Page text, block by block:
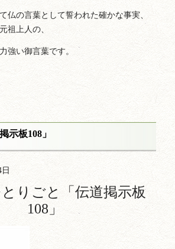
仏の言葉として誓われた確かな事実、
祖上人の、
強い御言葉です。
示板108」
りごと「伝道掲示板
108」